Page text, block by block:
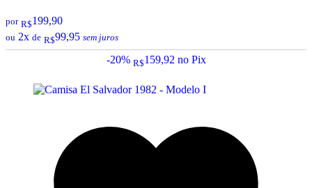
por R$199,90
ou 2x de R$99,95 sem juros
-20% R$159,92 no Pix